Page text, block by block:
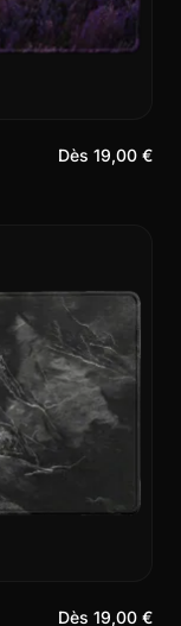
Dès 19,00 €
Dès 19,00 €